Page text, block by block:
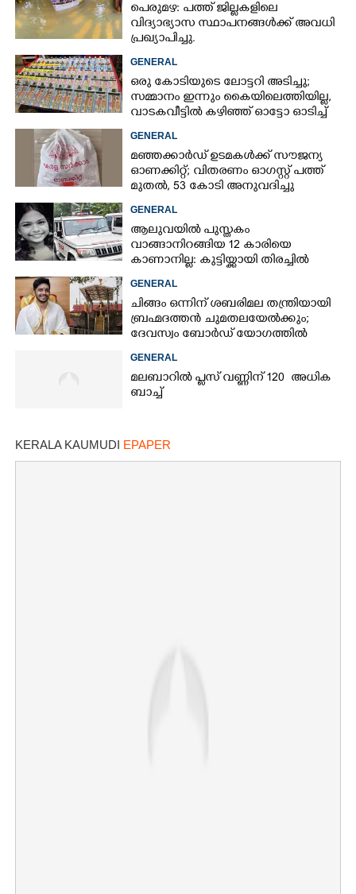
പെരുമഴ: പത്ത് ജില്ലകളിലെ
വിദ്യാഭ്യാസ സ്ഥാപനങ്ങൾക്ക് അവധി
പ്രഖ്യാപിച്ചു.
GENERAL
ഒരു കോടിയുടെ ലോട്ടറി അടിച്ചു;
സമ്മാനം ഇന്നും കൈയിലെത്തിയില്ല,
വാടകവീട്ടിൽ കഴിഞ്ഞ് ഓട്ടോ ഓടിച്ച്
GENERAL
മഞ്ഞക്കാർഡ് ഉടമകൾക്ക് സൗജന്യ
ഓണക്കിറ്റ്; വിതരണം ഓഗസ്റ്റ് പത്ത്
മുതൽ, 53 കോടി അനുവദിച്ചു
GENERAL
ആലുവയിൽ പുസ്തകം
വാങ്ങാനിറങ്ങിയ 12 കാരിയെ
കാണാനില്ല: കുട്ടിയ്ക്കായി തിരച്ചിൽ
GENERAL
ചിങ്ങം ഒന്നിന് ശബരിമല തന്ത്രിയായി
ബ്രഹ്മദത്തൻ ചുമതലയേൽക്കും;
ദേവസ്വം ബോർഡ് യോഗത്തിൽ
GENERAL
മലബാറിൽ പ്ലസ് വണ്ണിന് 120 അധിക
ബാച്ച്
KERALA KAUMUDI EPAPER
Share this link